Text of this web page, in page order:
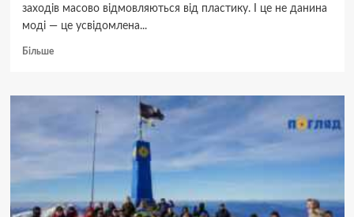
заходів масово відмовляються від пластику. І це не данина
моді — це усвідомлена...
БільшеДокладніше
стакани
як
культуру